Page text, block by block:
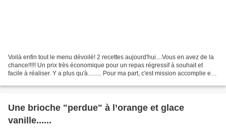
Voilà enfin tout le menu dévoilé! 2 recettes aujourd'hui....Vous en avez de la
chance!!!!! Un prix très économique pour un repas régressif à souhait et
facile à réaliser. Y a plus qu'à......... Pour ma part, c'est mission accomplie et
Une brioche "perdue" à l’orange et glace
vanille......